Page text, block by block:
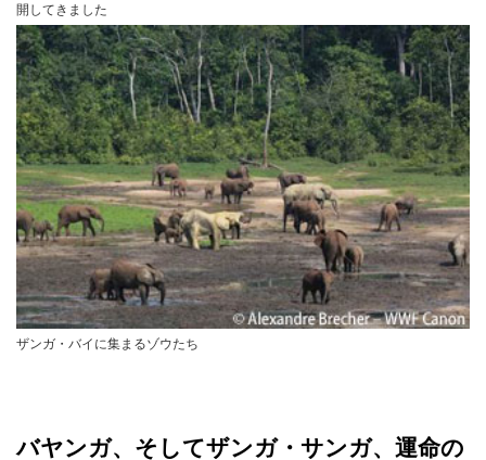
開してきました
ザンガ・バイに集まるゾウたち
バヤンガ、そしてザンガ・サンガ、運命の